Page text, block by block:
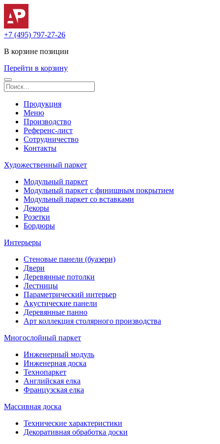
+7 (495) 797-27-26
В корзине позиции
Перейти в корзину
Продукция
Меню
Производство
Референс-лист
Сотрудничество
Контакты
Художественный паркет
Модульный паркет
Модульный паркет с финишным покрытием
Модульный паркет со вставками
Декоры
Розетки
Бордюры
Интерьеры
Стеновые панели (буазери)
Двери
Деревянные потолки
Лестницы
Параметрический интерьер
Акустические панели
Деревянные панно
Арт коллекция столярного производства
Многослойный паркет
Инженерный модуль
Инженерная доска
Технопаркет
Английская елка
Французская елка
Массивная доска
Технические характеристики
Декоративная обработка доски